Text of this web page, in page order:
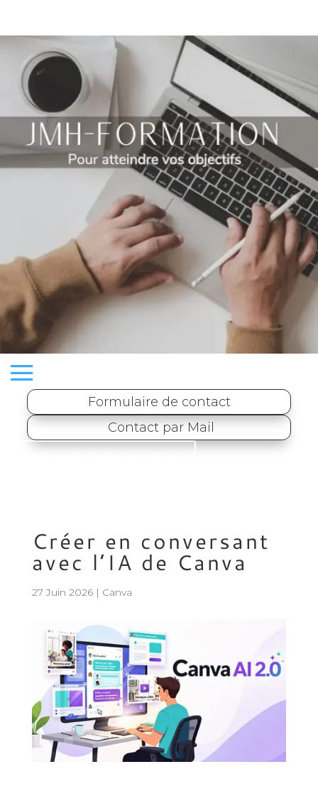
Formulaire de contact
Contact par Mail
Créer en conversant
avec l’IA de Canva
27 Juin 2026| Canva